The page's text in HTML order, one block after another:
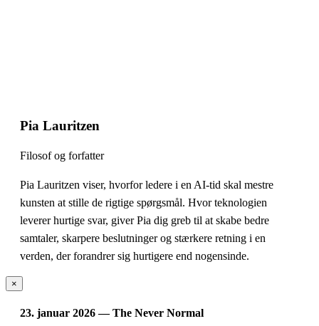
Pia Lauritzen
Filosof og forfatter
Pia Lauritzen viser, hvorfor ledere i en AI-tid skal mestre
kunsten at stille de rigtige spørgsmål. Hvor teknologien
leverer hurtige svar, giver Pia dig greb til at skabe bedre
samtaler, skarpere beslutninger og stærkere retning i en
verden, der forandrer sig hurtigere end nogensinde.
×
23. januar 2026 — The Never Normal